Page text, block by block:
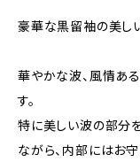
豪華な黒留袖の美し
華やかな波、風情あ
す。
特に美しい波の部分
ながら、内部にはお